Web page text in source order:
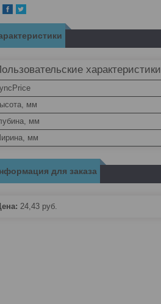
характеристики
мм
мм
мм
для заказа
24,43 руб.